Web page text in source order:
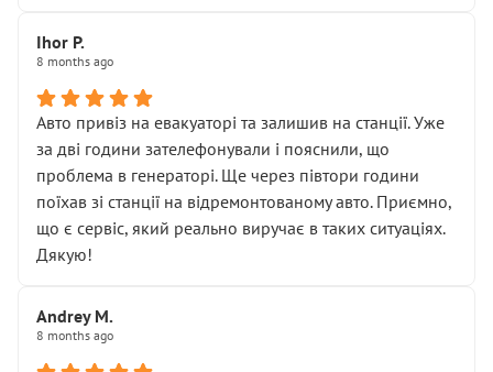
Далі ситуація тільки погіршилась:
• сказали, що тепер “потрібно знімати колеса”
• що біля авто стояти вже не можна
• почали озвучувати купу додаткових робіт без
чіткого пояснення
( ну все зняли та доробили) дякую!
Окремий момент, який виглядає абсурдно:
мені заявили, що бачок гальмівної рідини потрібно
міняти разом із головним гальмівним циліндром у
Для людини, яка хоча б трохи розуміється на техніці,
це звучить як мінімум непрофесійно, а як максимум —
спроба продати дорогий вузол замість елементарних
Ihor P.
8 months ago
Авто привіз на евакуаторі та залишив на станції. Уже
за дві години зателефонували і пояснили, що
проблема в генераторі. Ще через півтори години
поїхав зі станції на відремонтованому авто. Приємно,
що є сервіс, який реально виручає в таких ситуаціях.
Дякую!
Andrey M.
8 months ago